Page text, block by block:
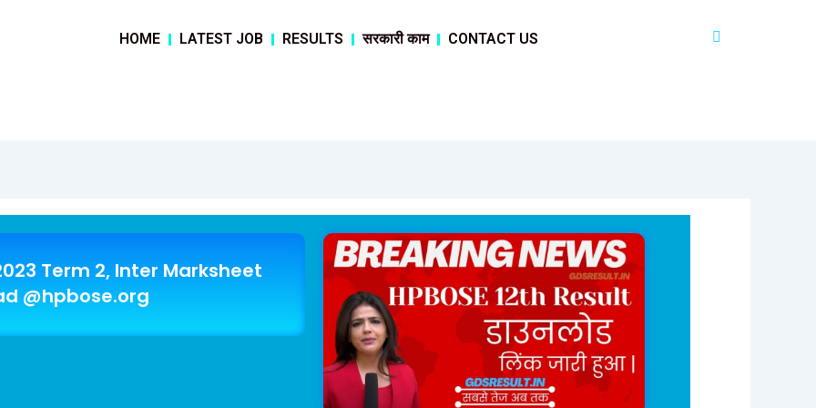
HOME LATEST JOB RESULTS सरकारी काम CONTACT US
Term 2, Inter Marksheet
@hpbose.org